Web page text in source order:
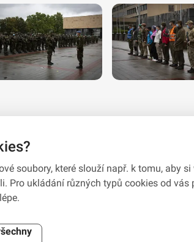
poskytovány v souladu se zákonem č.
soubory, které slouží např. k tomu, aby
Pro ukládání různých typů cookies od vás